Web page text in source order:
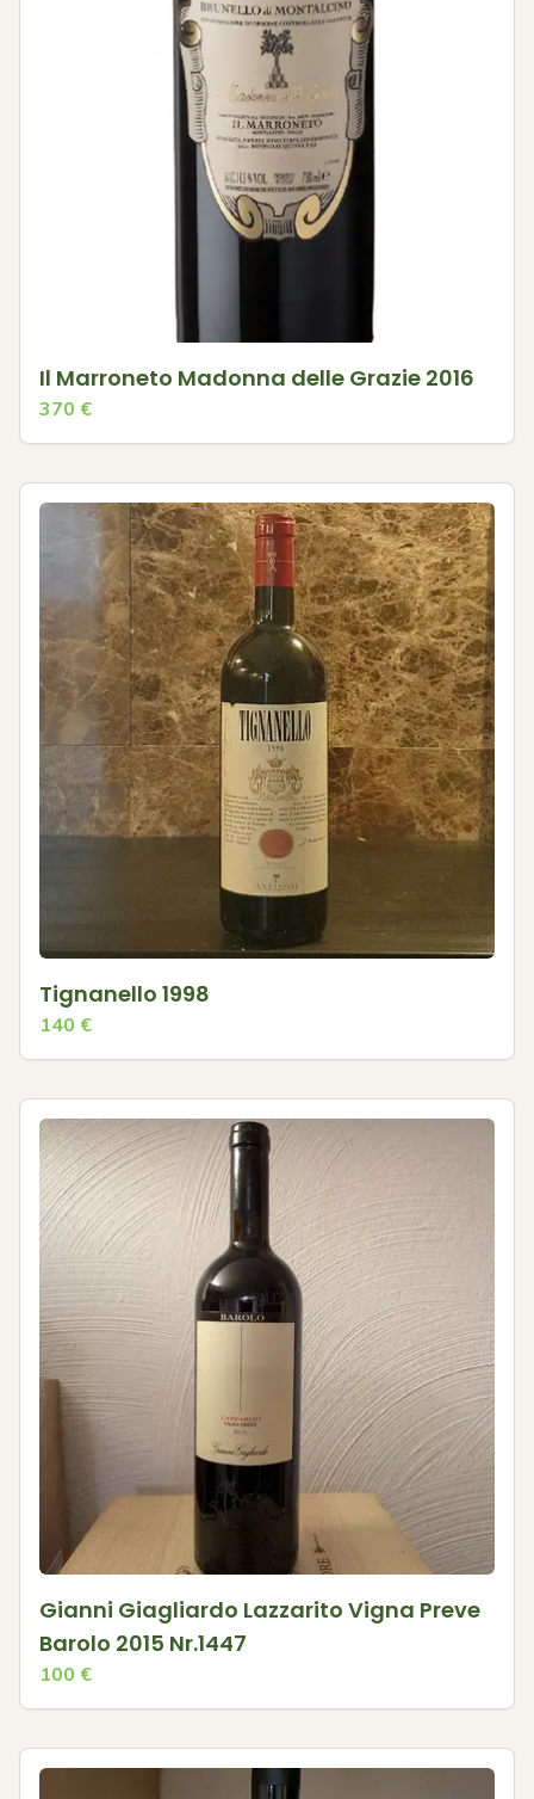
Il Marroneto Madonna delle Grazie 2016
370 €
Tignanello 1998
140 €
Gianni Giagliardo Lazzarito Vigna Preve
Barolo 2015 Nr.1447
100 €